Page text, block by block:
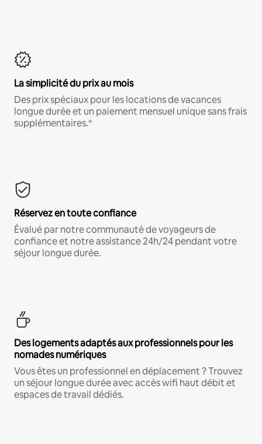
La simplicité du prix au mois
Des prix spéciaux pour les locations de vacances
longue durée et un paiement mensuel unique sans frais
supplémentaires.*
Réservez en toute confiance
Évalué par notre communauté de voyageurs de
confiance et notre assistance 24h/24 pendant votre
séjour longue durée.
Des logements adaptés aux professionnels pour les
nomades numériques
Vous êtes un professionnel en déplacement ? Trouvez
un séjour longue durée avec accès wifi haut débit et
espaces de travail dédiés.